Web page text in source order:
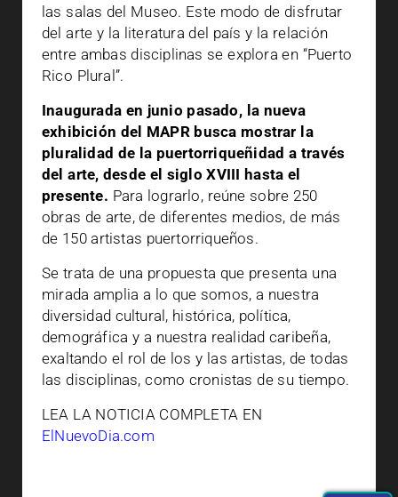
las salas del Museo. Este modo de disfrutar
del arte y la literatura del país y la relación
entre ambas disciplinas se explora en “Puerto
Rico Plural”.
Inaugurada en junio pasado, la nueva
exhibición del MAPR busca mostrar la
pluralidad de la puertorriqueñidad a través
del arte, desde el siglo XVIII hasta el
presente. Para lograrlo, reúne sobre 250
obras de arte, de diferentes medios, de más
de 150 artistas puertorriqueños.
Se trata de una propuesta que presenta una
mirada amplia a lo que somos, a nuestra
diversidad cultural, histórica, política,
demográfica y a nuestra realidad caribeña,
exaltando el rol de los y las artistas, de todas
las disciplinas, como cronistas de su tiempo.
LEA LA NOTICIA COMPLETA EN
ElNuevoDia.com